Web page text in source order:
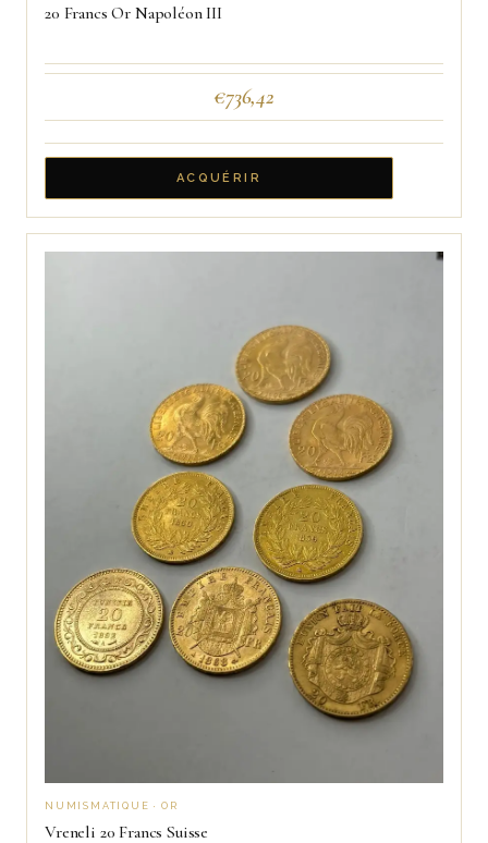
20 Francs Or Napoléon III
€736,42
ACQUÉRIR
NUMISMATIQUE · OR
Vreneli 20 Francs Suisse